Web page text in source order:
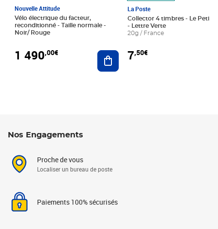
Nouvelle Attitude
Vélo électrique du facteur,
reconditionné - Taille normale -
Noir/ Rouge
1 490,00€ Ajouter au panier
La Poste
Collector 4 timbres - Le Petit
- Lettre Verte
20g / France
7,50€
Nos Engagements
Proche de vous
Localiser un bureau de poste
Paiements 100% sécurisés